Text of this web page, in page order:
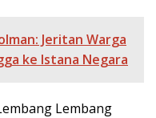
Jeritan Warga
ke Istana Negara
Lembang